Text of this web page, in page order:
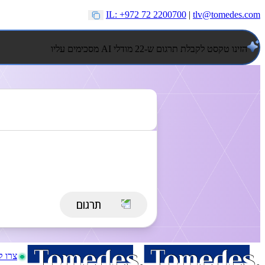
IL: +972 72 2200700 | tlv@tomedes.com
הזינו טקסט לקבלת תרגום ש-22 מודלי AI מסכימים עליו
צרו